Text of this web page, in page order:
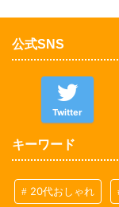
公式SNS
Twitter
キーワード
20代おしゃれ